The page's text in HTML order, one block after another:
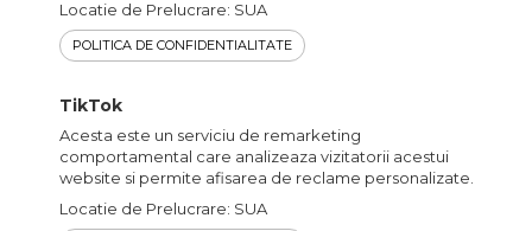
Locatie de Prelucrare: SUA
POLITICA DE CONFIDENTIALITATE
TikTok
Acesta este un serviciu de remarketing
comportamental care analizeaza vizitatorii acestui
website si permite afisarea de reclame personalizate.
Locatie de Prelucrare: SUA